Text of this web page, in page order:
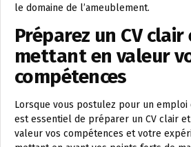
le domaine de l’ameublement.
Préparez un CV
mettant en valeur
compétences
Lorsque vous postulez pour un emploi
est essentiel de préparer un CV clair
valeur vos compétences et votre